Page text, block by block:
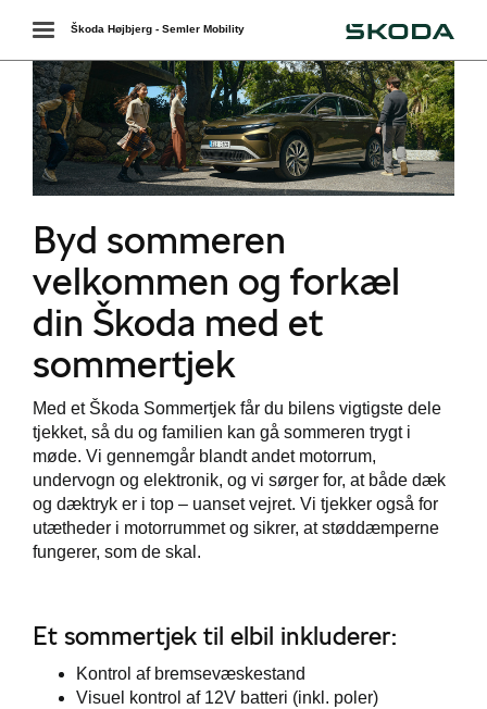
Toggle
navigation
Škoda Højbjerg - Semler Mobility
Byd sommeren
velkommen og forkæl
din Škoda med et
sommertjek
Med et Škoda Sommertjek får du bilens vigtigste dele
tjekket, så du og familien kan gå sommeren trygt i
møde. Vi gennemgår blandt andet motorrum,
undervogn og elektronik, og vi sørger for, at både dæk
og dæktryk er i top – uanset vejret. Vi tjekker også for
utætheder i motorrummet og sikrer, at støddæmperne
fungerer, som de skal.
Et sommertjek til elbil inkluderer:
Kontrol af bremsevæskestand
Visuel kontrol af 12V batteri (inkl. poler)